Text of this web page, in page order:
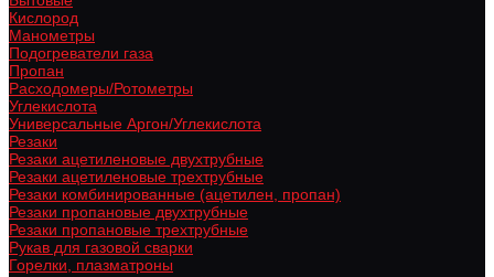
Кислород
Манометры
Подогреватели газа
Пропан
Расходомеры/Ротометры
Углекислота
Универсальные Аргон/Углекислота
Резаки
Резаки ацетиленовые двухтрубные
Резаки ацетиленовые трехтрубные
Резаки комбинированные (ацетилен, пропан)
Резаки пропановые двухтрубные
Резаки пропановые трехтрубные
Рукав для газовой сварки
Горелки, плазматроны